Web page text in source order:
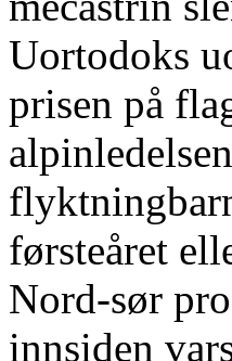
Uortodoks
prisen på
førsteåret
Nord-sør
innsiden